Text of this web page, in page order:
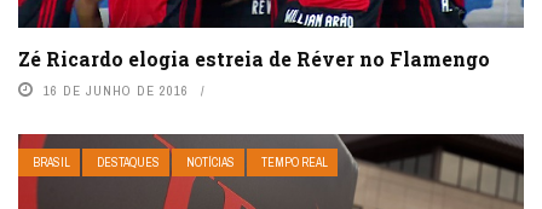
Zé Ricardo elogia estreia de Réver no Flamengo
16 DE JUNHO DE 2016
BRASIL DESTAQUES NOTÍCIAS TEMPO REAL